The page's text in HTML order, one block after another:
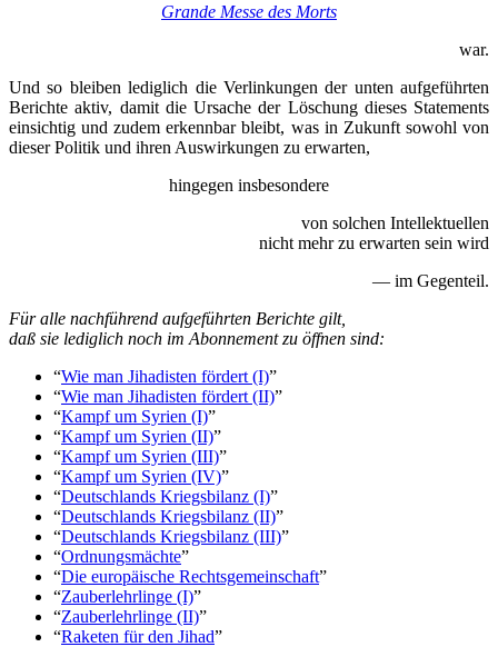
Grande Messe des Morts
war.
Und so bleiben lediglich die Verlinkungen der unten aufgeführten
Berichte aktiv, damit die Ursache der Löschung dieses Statements
einsichtig und zudem erkennbar bleibt, was in Zukunft sowohl von
dieser Politik und ihren Auswirkungen zu erwarten,
hingegen insbesondere
von solchen Intellektuellen
nicht mehr zu erwarten sein wird
— im Gegenteil.
Für alle nachführend aufgeführten Berichte gilt,
daß sie lediglich noch im Abonnement zu öffnen sind:
“Wie man Jihadisten fördert (I)”
“Wie man Jihadisten fördert (II)”
“Kampf um Syrien (I)”
“Kampf um Syrien (II)”
“Kampf um Syrien (III)”
“Kampf um Syrien (IV)”
“Deutschlands Kriegsbilanz (I)”
“Deutschlands Kriegsbilanz (II)”
“Deutschlands Kriegsbilanz (III)”
“Ordnungsmächte”
“Die europäische Rechtsgemeinschaft”
“Zauberlehrlinge (I)”
“Zauberlehrlinge (II)”
“Raketen für den Jihad”